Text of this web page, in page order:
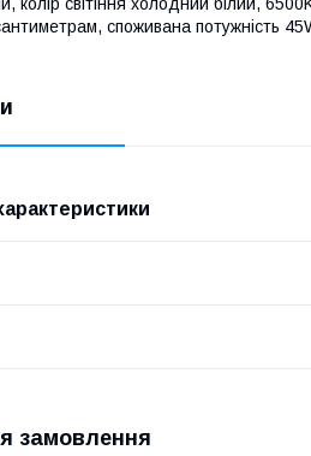
споживана потужність
замовлення